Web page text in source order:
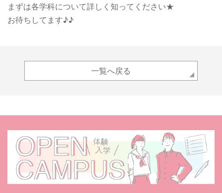
まずは各学科について詳しく知ってください★
お待ちしてます♪♪
一覧へ戻る